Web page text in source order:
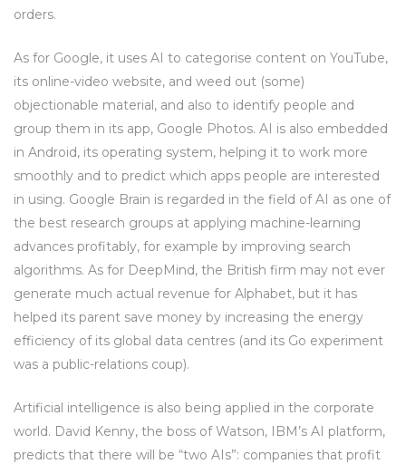
orders.
As for Google, it uses AI to categorise content on YouTube,
its online-video website, and weed out (some)
objectionable material, and also to identify people and
group them in its app, Google Photos. AI is also embedded
in Android, its operating system, helping it to work more
smoothly and to predict which apps people are interested
in using. Google Brain is regarded in the field of AI as one of
the best research groups at applying machine-learning
advances profitably, for example by improving search
algorithms. As for DeepMind, the British firm may not ever
generate much actual revenue for Alphabet, but it has
helped its parent save money by increasing the energy
efficiency of its global data centres (and its Go experiment
was a public-relations coup).
Artificial intelligence is also being applied in the corporate
world. David Kenny, the boss of Watson, IBM’s AI platform,
predicts that there will be “two AIs”: companies that profit